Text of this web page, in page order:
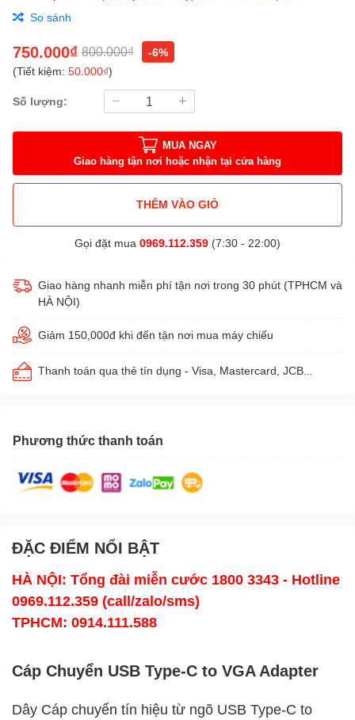
So sánh
750.000₫ 800.000₫
-6%
(Tiết kiệm: 50.000₫)
Số lượng:
MUA NGAY
Giao hàng tận nơi hoặc nhận tại cửa hàng
THÊM VÀO GIỎ
Gọi đặt mua 0969.112.359 (7:30 - 22:00)
Giao hàng nhanh miễn phí tận nơi trong 30 phút (TPHCM và
HÀ NỘI)
Giảm 150,000đ khi đến tận nơi mua máy chiếu
Thanh toán qua thẻ tín dụng - Visa, Mastercard, JCB...
Phương thức thanh toán
ĐẶC ĐIỂM NỔI BẬT
HÀ NỘI: Tổng đài miễn cước 1800 3343 - Hotline
0969.112.359 (call/zalo/sms)
TPHCM: 0914.111.588
Cáp Chuyển USB Type-C to VGA Adapter
Dây Cáp chuyển tín hiệu từ ngõ USB Type-C to